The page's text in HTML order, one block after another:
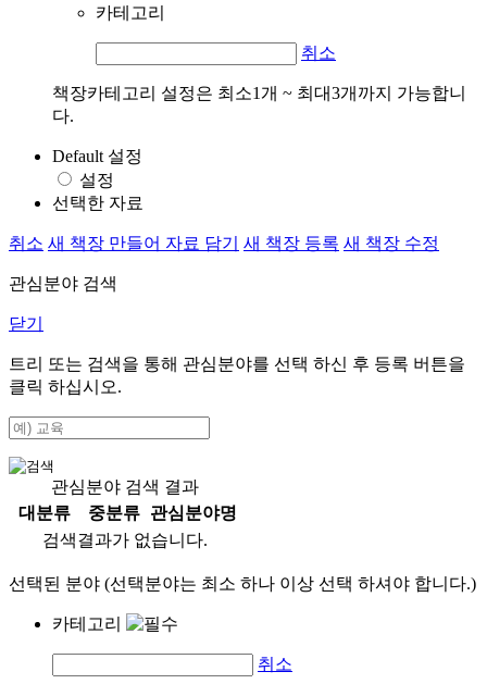
카테고리
취소
책장카테고리 설정은 최소1개 ~ 최대3개까지 가능합니
다.
Default 설정
설정
선택한 자료
취소 새 책장 만들어 자료 담기 새 책장 등록 새 책장 수정
관심분야 검색
닫기
트리 또는 검색을 통해 관심분야를 선택 하신 후 등록 버튼을
클릭 하십시오.
관심분야 검색 결과
대분류
중분류
관심분야명
검색결과가 없습니다.
선택된 분야 (선택분야는 최소 하나 이상 선택 하셔야 합니다.)
카테고리
취소